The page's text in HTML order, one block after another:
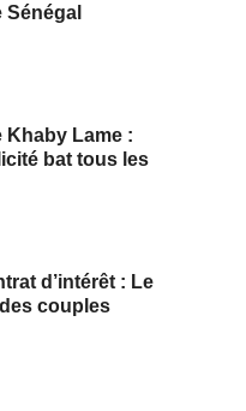
Khaby Lame :
bat tous les
d’intérêt : Le
couples